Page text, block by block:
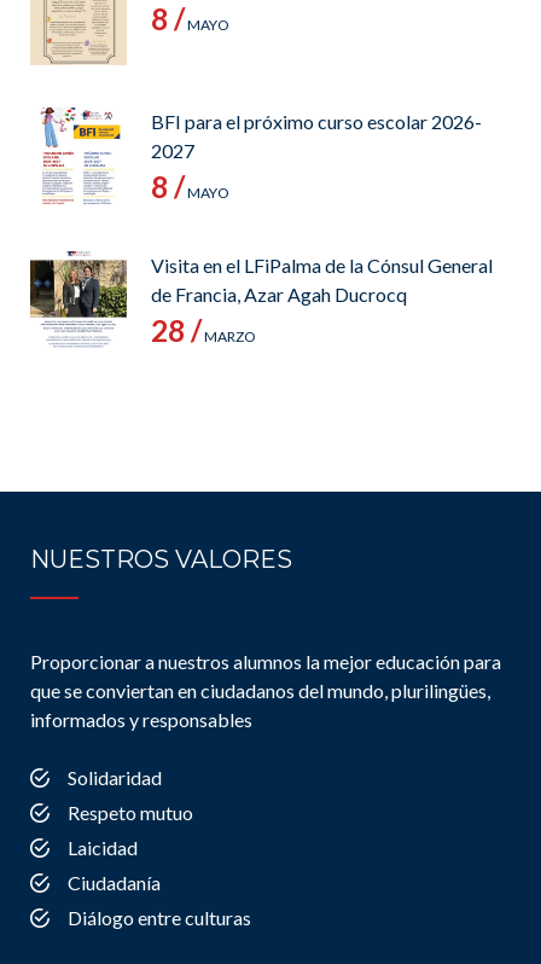
8 /MAYO
BFI para el próximo curso escolar 2026-
2027
8 /MAYO
Visita en el LFiPalma de la Cónsul General
de Francia, Azar Agah Ducrocq
28 /MARZO
NUESTROS VALORES
Proporcionar a nuestros alumnos la mejor educación para
que se conviertan en ciudadanos del mundo, plurilingües,
informados y responsables
Solidaridad
Respeto mutuo
Laicidad
Ciudadanía
Diálogo entre culturas